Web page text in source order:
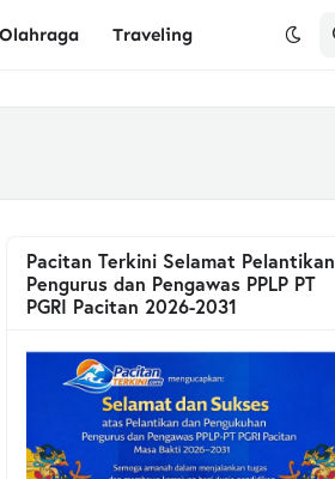
Olahraga Traveling
Pacitan Terkini Selamat Pelantikan
Pengurus dan Pengawas PPLP PT
PGRI Pacitan 2026-2031